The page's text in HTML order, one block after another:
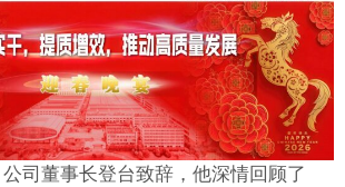
司董事长登台致辞，他深情回顾了